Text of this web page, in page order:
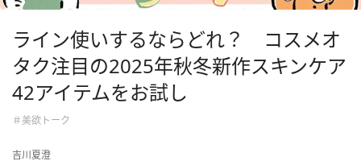
ライン使いするならどれ？ コスメオ
タク注目の2025年秋冬新作スキンケア
42アイテムをお試し
＃美欲トーク
吉川夏澄